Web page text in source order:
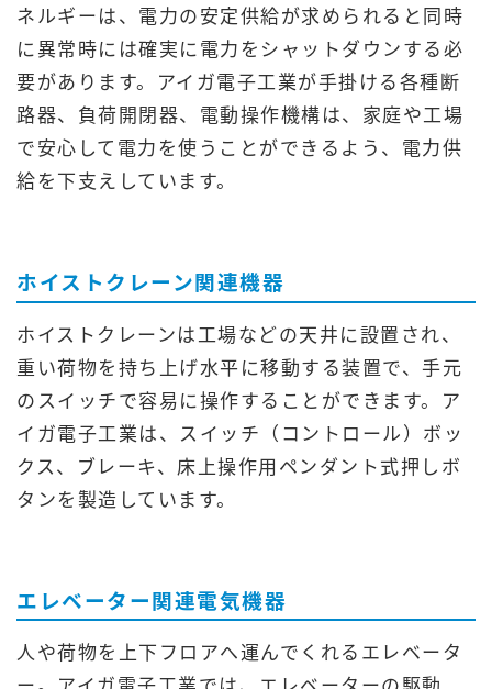
ネルギーは、電力の安定供給が求められると同時
に異常時には確実に電力をシャットダウンする必
要があります。アイガ電子工業が手掛ける各種断
路器、負荷開閉器、電動操作機構は、家庭や工場
で安心して電力を使うことができるよう、電力供
給を下支えしています。
ホイストクレーン関連機器
ホイストクレーンは工場などの天井に設置され、
重い荷物を持ち上げ水平に移動する装置で、手元
のスイッチで容易に操作することができます。ア
イガ電子工業は、スイッチ（コントロール）ボッ
クス、ブレーキ、床上操作用ペンダント式押しボ
タンを製造しています。
エレベーター関連電気機器
人や荷物を上下フロアへ運んでくれるエレベータ